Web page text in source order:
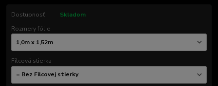
Dostupnosť
Skladom
Rozmery fólie
Filcová stierka